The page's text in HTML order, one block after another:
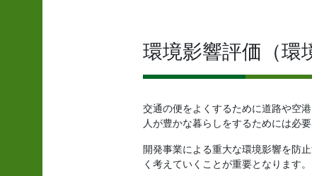
環境影響評価（環
交通の便をよくするために道路や空
人が豊かな暮らしをするためには必
開発事業による重大な環境影響を防
く考えていくことが重要となります。